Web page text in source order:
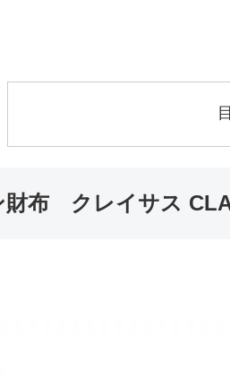
財布 クレイサス